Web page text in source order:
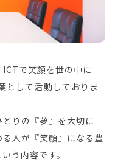
で笑顔を世の中に
して活動しておりま
りの『夢』を大切に
人が『笑顔』になる豊
う内容です。